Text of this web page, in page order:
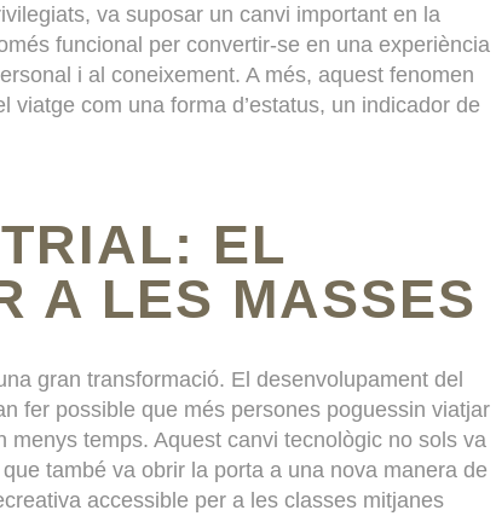
va suposar un canvi important en la
funcional per convertir-se en una experiència
i al coneixement. A més, aquest fenomen
com una forma d’estatus, un indicador de
EL
A LES MASSES
gran transformació. El desenvolupament del
fer possible que més persones poguessin viatjar
temps. Aquest canvi tecnològic no sols va
també va obrir la porta a una nova manera de
accessible per a les classes mitjanes